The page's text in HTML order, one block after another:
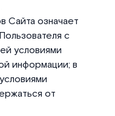
Сайта означает
с
условиями
информации; в
от